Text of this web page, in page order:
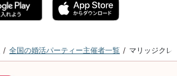
全国の婚活パーティー主催者一覧 マリッジクレ